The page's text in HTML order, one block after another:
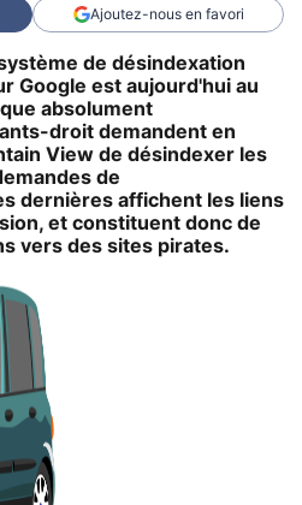
Ajoutez-nous en favori
de désindexation
Google est aujourd'hui au
absolument
droit demandent en
View de désindexer les
de
dernières affichent les liens
et constituent donc de
vers des sites pirates.